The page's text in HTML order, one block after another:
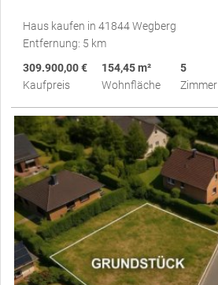
Haus kaufen in 41844 Wegberg
Entfernung: 5 km
309.900,00 €
Kaufpreis
154,45 m²
Wohnfläche
5
Zimmer